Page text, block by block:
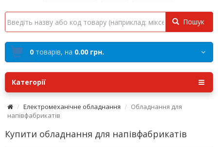
Пошук
0 товарів, на 0.00 грн.
Категорії
Електромеханічне обладнання
Обладнання для
напівфабрикатів
Купити обладнання для напівфабрикатів